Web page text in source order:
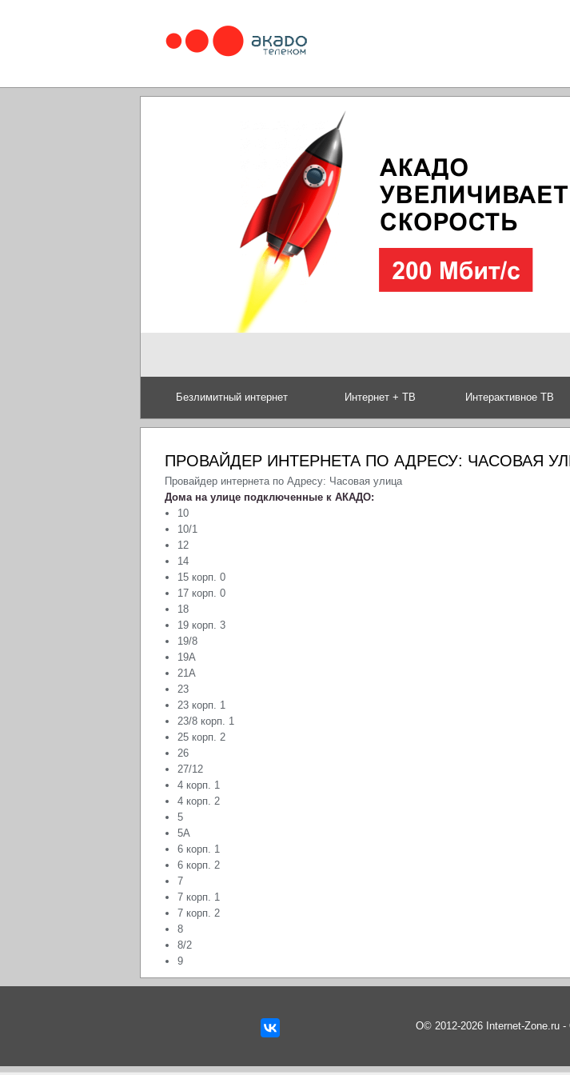
Безлимитный интернет Интернет + ТВ Интерактивное ТВ
ПРОВАЙДЕР ИНТЕРНЕТА ПО АДРЕСУ: ЧАСОВАЯ
Провайдер интернета по Адресу: Часовая улица
Дома на улице подключенные к АКАДО:
10
10/1
12
14
15 корп. 0
17 корп. 0
18
19 корп. 3
19/8
19А
21А
23
23 корп. 1
23/8 корп. 1
25 корп. 2
26
27/12
4 корп. 1
4 корп. 2
5
5А
6 корп. 1
6 корп. 2
7
7 корп. 1
7 корп. 2
8
8/2
9
О© 2012-2026 Internet-Zone.ru